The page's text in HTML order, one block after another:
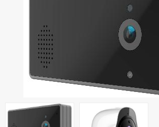
产品展示
解决方案
人才招聘
联系我们